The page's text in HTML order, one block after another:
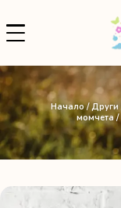
Начало/Други
момчета/